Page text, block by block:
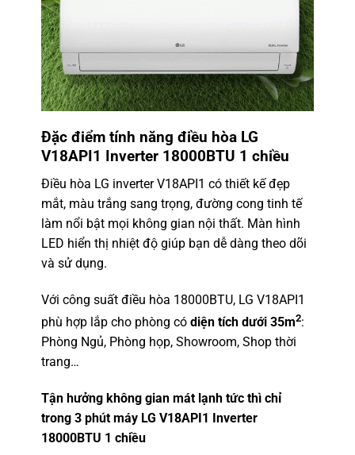
Đặc điểm tính năng điều hòa LG
V18API1 Inverter 18000BTU 1 chiều
Điều hòa LG inverter V18API1 có thiết kế đẹp
mắt, màu trắng sang trọng, đường cong tinh tế
làm nổi bật mọi không gian nội thất. Màn hình
LED hiển thị nhiệt độ giúp bạn dễ dàng theo dõi
và sử dụng.
Với công suất điều hòa 18000BTU, LG V18API1
phù hợp lắp cho phòng có diện tích dưới 35m2:
Phòng Ngủ, Phòng họp, Showroom, Shop thời
trang…
Tận hưởng không gian mát lạnh tức thì chỉ
trong 3 phút máy LG V18API1 Inverter
18000BTU 1 chiều